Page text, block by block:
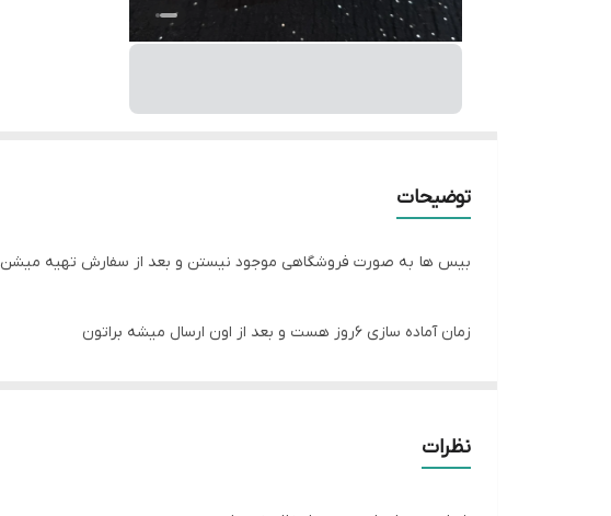
توضیحات
بیس ها به صورت فروشگاهی موجود نیستن و بعد از سفارش تهیه میشن
زمان آماده سازی ۶روز هست و بعد از اون ارسال میشه براتون
نظرات